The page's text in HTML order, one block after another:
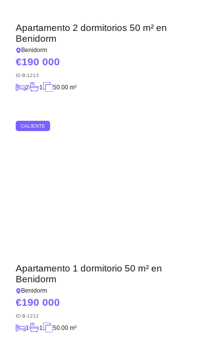
Apartamento 2 dormitorios 50 m² en
Benidorm
Benidorm
190 000
ID B-1213
2 1 50.00 m²
CALIENTE
Apartamento 1 dormitorio 50 m² en
Benidorm
Benidorm
190 000
ID B-1212
1 1 50.00 m²